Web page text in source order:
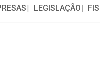
LEGISLAÇÃO